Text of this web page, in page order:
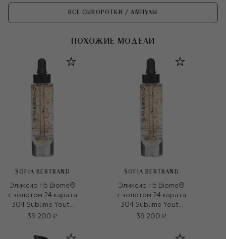
ВСЕ СЫВОРОТКИ / АМПУЛЫ
ПОХОЖИЕ МОДЕЛИ
SOFIA BERTRAND
Эликсир H5 Biome®
с золотом 24 карата
304 Sublime Youth
24K Elixir (30ml)
39 200 ₽
SOFIA BERTRAND
Эликсир H5 Biome®
с золотом 24 карата
304 Sublime Youth
24K Elixir (30ml)
39 200 ₽